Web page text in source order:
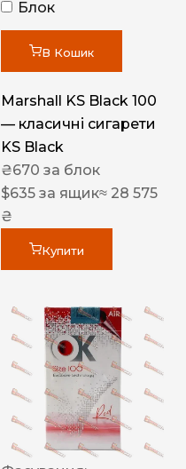
Блок
В Кошик
Marshall KS Black 100
— класичні сигарети
KS Black
₴670 за блок
$635 за ящик≈ 28 575
₴
Купити